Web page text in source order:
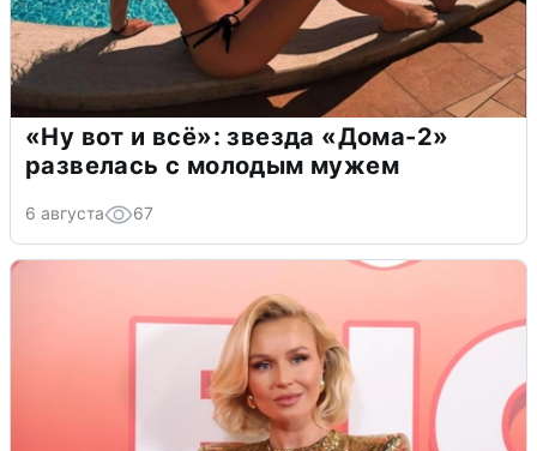
«Ну вот и всё»: звезда «Дома-2»
развелась с молодым мужем
6 августа 67